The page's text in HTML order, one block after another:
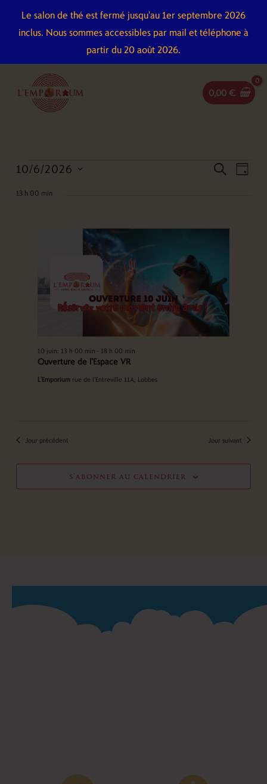
Le salon de thé est fermé jusqu'au 1er septembre 2026
inclus. Nous sommes accessibles par mail et téléphone à
partir du 20 août 2026.
contenu
0,00 €
Évènements
10
Recherche
vues
jour
10/6/2026
13 h 00 min
Ouverture de l’Espace VR
10 juin: 13 h 00 min - 18 h 00 min
L'Emporium rue de l'Entreville 11A, Lobbes
Jour précédent Jour suivant
s’abonner au calendrier